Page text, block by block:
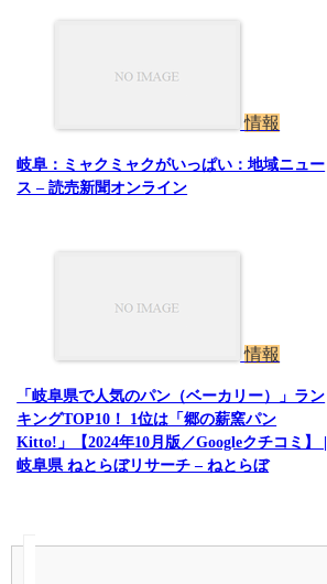
情報
岐阜：ミャクミャクがいっぱい：地域ニュー
ス – 読売新聞オンライン
情報
「岐阜県で人気のパン（ベーカリー）」ラン
キングTOP10！ 1位は「郷の薪窯パン
Kitto!」【2024年10月版／Googleクチコミ】 |
岐阜県 ねとらぼリサーチ – ねとらぼ